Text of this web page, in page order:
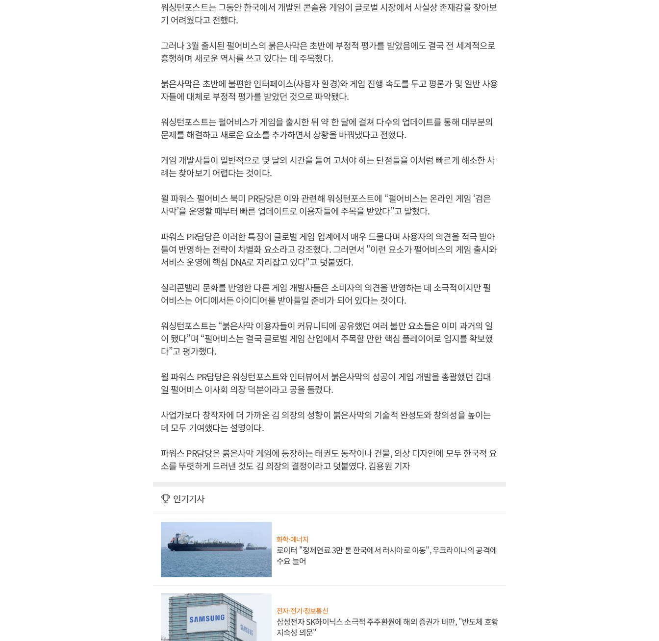
워싱턴포스트는 그동안 한국에서 개발된 콘솔용 게임이 글로벌 시장에서 사실상 존재감을 찾아보
기 어려웠다고 전했다.
그러나 3월 출시된 펄어비스의 붉은사막은 초반에 부정적 평가를 받았음에도 결국 전 세계적으로
흥행하며 새로운 역사를 쓰고 있다는 데 주목했다.
붉은사막은 초반에 불편한 인터페이스(사용자 환경)와 게임 진행 속도를 두고 평론가 및 일반 사용
자들에 대체로 부정적 평가를 받았던 것으로 파악됐다.
워싱턴포스트는 펄어비스가 게임을 출시한 뒤 약 한 달에 걸쳐 다수의 업데이트를 통해 대부분의
문제를 해결하고 새로운 요소를 추가하면서 상황을 바꿔냈다고 전했다.
게임 개발사들이 일반적으로 몇 달의 시간을 들여 고쳐야 하는 단점들을 이처럼 빠르게 해소한 사
례는 찾아보기 어렵다는 것이다.
윌 파워스 펄어비스 북미 PR담당은 이와 관련해 워싱턴포스트에 “펄어비스는 온라인 게임 ‘검은
사막’을 운영할 때부터 빠른 업데이트로 이용자들에 주목을 받았다”고 말했다.
파워스 PR담당은 이러한 특징이 글로벌 게임 업계에서 매우 드물다며 사용자의 의견을 적극 받아
들여 반영하는 전략이 차별화 요소라고 강조했다. 그러면서 "이런 요소가 펄어비스의 게임 출시와
서비스 운영에 핵심 DNA로 자리잡고 있다"고 덧붙였다.
실리콘밸리 문화를 반영한 다른 게임 개발사들은 소비자의 의견을 반영하는 데 소극적이지만 펄
어비스는 어디에서든 아이디어를 받아들일 준비가 되어 있다는 것이다.
워싱턴포스트는 “붉은사막 이용자들이 커뮤니티에 공유했던 여러 불만 요소들은 이미 과거의 일
이 됐다”며 “펄어비스는 결국 글로벌 게임 산업에서 주목할 만한 핵심 플레이어로 입지를 확보했
다”고 평가했다.
윌 파워스 PR담당은 워싱턴포스트와 인터뷰에서 붉은사막의 성공이 게임 개발을 총괄했던 김대
일 펄어비스 이사회 의장 덕분이라고 공을 돌렸다.
사업가보다 창작자에 더 가까운 김 의장의 성향이 붉은사막의 기술적 완성도와 창의성을 높이는
데 모두 기여했다는 설명이다.
파워스 PR담당은 붉은사막 게임에 등장하는 태권도 동작이나 건물, 의상 디자인에 모두 한국적 요
소를 뚜렷하게 드러낸 것도 김 의장의 결정이라고 덧붙였다. 김용원 기자
인기기사
화학·에너지
로이터 "정제연료 3만 톤 한국에서 러시아로 이동", 우크라이나의 공격에
수요 늘어
전자·전기·정보통신
삼성전자 SK하이닉스 소극적 주주환원에 해외 증권가 비판, "반도체 호황
지속성 의문"